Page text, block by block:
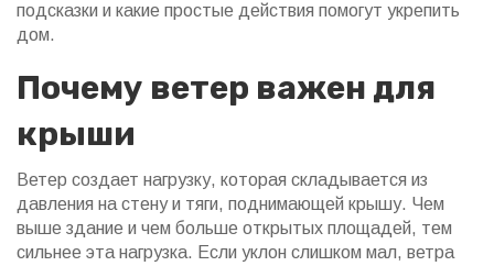
подсказки и какие простые действия помогут укрепить
дом.
Почему ветер важен для
крыши
Ветер создает нагрузку, которая складывается из
давления на стену и тяги, поднимающей крышу. Чем
выше здание и чем больше открытых площадей, тем
сильнее эта нагрузка. Если уклон слишком мал, ветра